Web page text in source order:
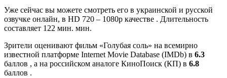
Уже сейчас вы можете смотреть его в украинской и русской
озвучке онлайн, в HD 720 – 1080p качестве . Длительность
составляет 122 мин. мин.
Зрители оценивают фильм «Голубая соль» на всемирно
известной платформе Internet Movie Database (IMDb) в 6.3
баллов , а на российском аналоге КиноПоиск (КП) в 6.8
баллов .